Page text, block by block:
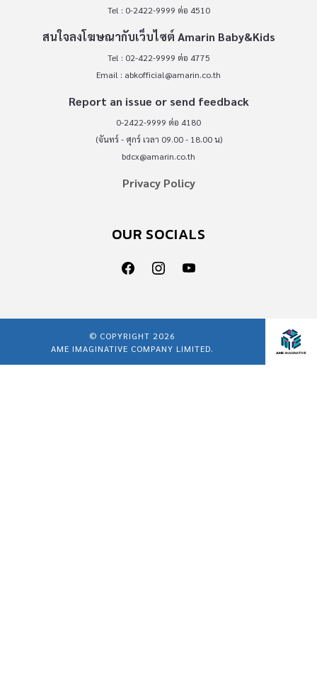
Tel : 0-2422-9999 ต่อ 4510
สนใจลงโฆษณากับเว็บไซต์ Amarin Baby&Kids
Tel : 02-422-9999 ต่อ 4775
Email : abkofficial@amarin.co.th
Report an issue or send feedback
0-2422-9999 ต่อ 4180
(จันทร์ - ศุกร์ เวลา 09.00 - 18.00 น)
bdcx@amarin.co.th
Privacy Policy
OUR SOCIALS
© COPYRIGHT 2026
AME IMAGINATIVE COMPANY LIMITED.